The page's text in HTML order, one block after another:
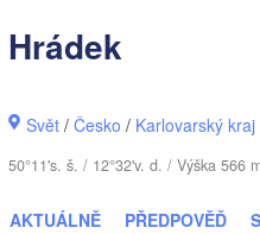
Hrádek
Svět /Česko / Karlovarský kraj
50°11's. š. / 12°32'v. d. / Výška 566
AKTUÁLNĚ PŘEDPOVĚĎ
Калининград